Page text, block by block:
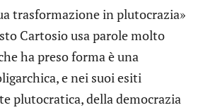
trasformazione in plutocrazia»
Cartosio usa parole molto
ha preso forma è una
e nei suoi esiti
plutocratica, della democrazia